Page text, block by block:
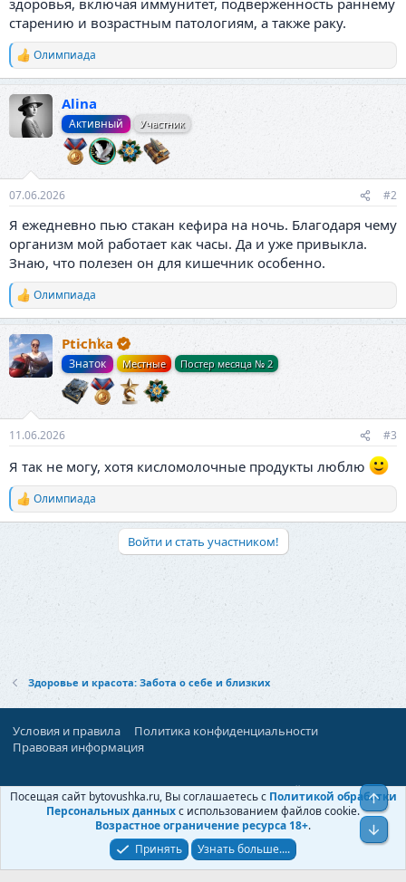
здоровья, включая иммунитет, подверженность раннему
старению и возрастным патологиям, а также раку.
Р
е
к
ц
и
Олимпиада
Alina
Активный Участник
07.06.2026 #2
Я ежедневно пью стакан кефира на ночь. Благодаря чему
организм мой работает как часы. Да и уже привыкла.
Знаю, что полезен он для кишечник особенно.
Р
е
к
ц
и
Олимпиада
Ptichka
Знаток Местные Постер месяца № 2
11.06.2026 #3
Я так не могу, хотя кисломолочные продукты люблю
Р
е
Олимпиада
Войти и стать участником!
Здоровье и красота: Забота о себе и близких
Условия и правила
Политика конфиденциальности
Правовая информация
При поддержке:«Территория Дискуссий»
© Бытовушка, 2025-2026
Посещая сайт bytovushka.ru, Вы соглашаетесь с Политикой обработки
Персональных данныхс использованием файлов cookie.
Возрастное ограничение ресурса 18+.
Принять
Узнать больше....
Верх